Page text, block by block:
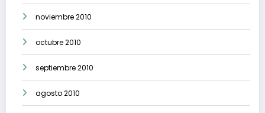
noviembre 2010
octubre 2010
septiembre 2010
agosto 2010